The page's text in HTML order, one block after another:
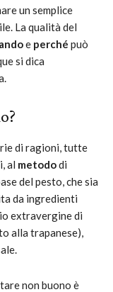
un semplice
La qualità del
e perché può
si dica
di ragioni, tutte
al metododi
del pesto, che sia
da ingredienti
extravergine di
alla trapanese),
non buono è